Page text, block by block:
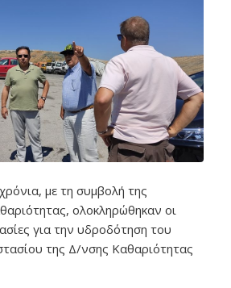
με τη συμβολή της
ολοκληρώθηκαν οι
για την υδροδότηση του
της Δ/νσης Καθαριότητας